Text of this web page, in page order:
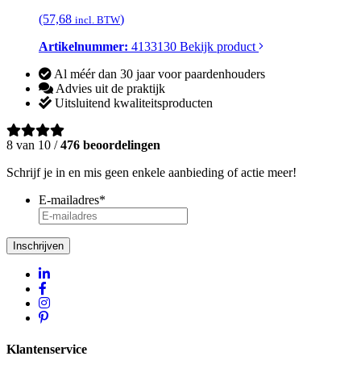
(57,68 incl. BTW)
Artikelnummer: 4133130 Bekijk product
Al méér dan 30 jaar voor paardenhouders
Advies uit de praktijk
Uitsluitend kwaliteitsproducten
8 van 10 /476 beoordelingen
Schrijf je in en mis geen enkele aanbieding of actie meer!
E-mailadres*
Inschrijven
Klantenservice